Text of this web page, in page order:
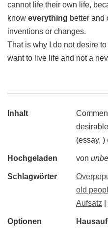
cannot life their own life,
know everything better and
inventions or changes.
That is why I do not desire to
want to live life and not a
Inhalt
(essay, )
Hochgeladen von
Schlagwörter
old
Aufsatz
Optionen